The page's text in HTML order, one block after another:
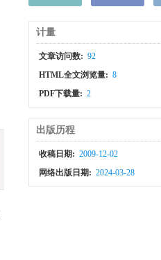
计量
文章访问数: 92
HTML全文浏览量: 8
PDF下载量: 2
出版历程
收稿日期: 2009-12-02
网络出版日期: 2024-03-28